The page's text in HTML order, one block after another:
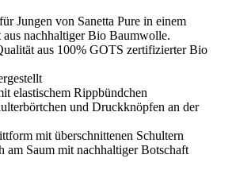
Jungen von Sanetta Pure in einem
nachhaltiger Bio Baumwolle.
aus 100% GOTS zertifizierter Bio
elastischem Rippbündchen
und Druckknöpfen an der
mit überschnittenen Schultern
am Saum mit nachhaltiger Botschaft